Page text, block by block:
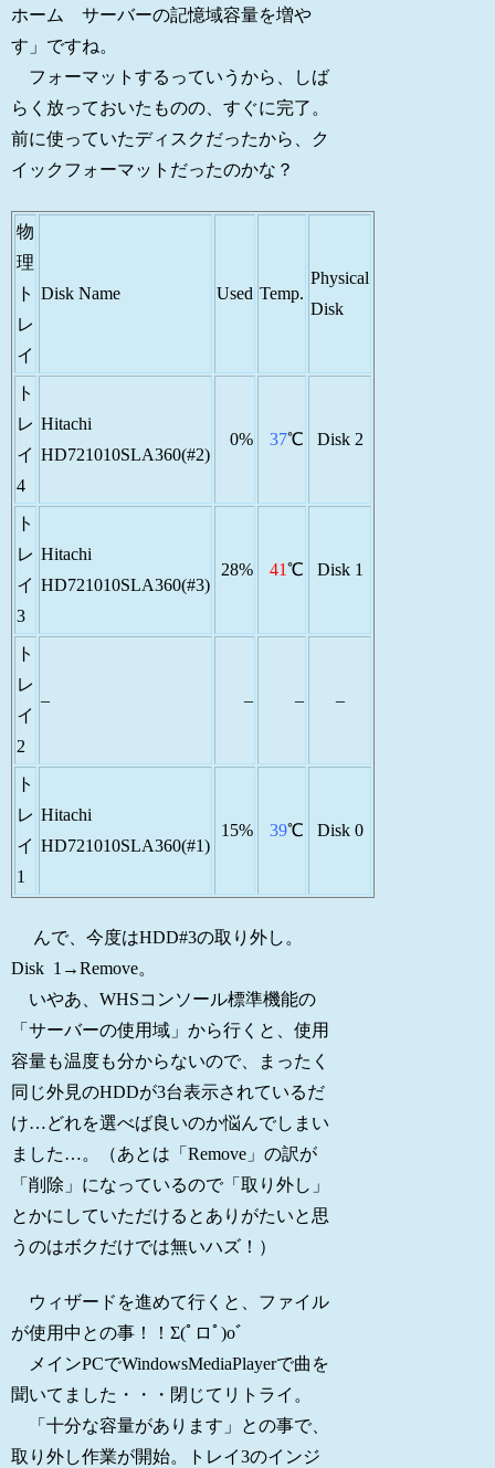
ホーム サーバーの記憶域容量を増や
す」ですね。
フォーマットするっていうから、しば
らく放っておいたものの、すぐに完了。
前に使っていたディスクだったから、ク
イックフォーマットだったのかな？
物
理
ト
レ
イ
Disk Name Used Temp.
Physical
Disk
ト
レ
イ
4
Hitachi
HD721010SLA360(#2)
0% 37℃ Disk 2
ト
レ
イ
3
Hitachi
HD721010SLA360(#3)
28% 41℃ Disk 1
ト
レ
イ
2
– – – –
ト
レ
イ
1
Hitachi
HD721010SLA360(#1)
15% 39℃ Disk 0
んで、今度はHDD#3の取り外し。
Disk 1→Remove。
いやあ、WHSコンソール標準機能の
「サーバーの使用域」から行くと、使用
容量も温度も分からないので、まったく
同じ外見のHDDが3台表示されているだ
け…どれを選べば良いのか悩んでしまい
ました…。（あとは「Remove」の訳が
「削除」になっているので「取り外し」
とかにしていただけるとありがたいと思
うのはボクだけでは無いハズ！）
ウィザードを進めて行くと、ファイル
が使用中との事！！Σ(ﾟロﾟ)oﾞ
メインPCでWindowsMediaPlayerで曲を
聞いてました・・・閉じてリトライ。
「十分な容量があります」との事で、
取り外し作業が開始。トレイ3のインジ